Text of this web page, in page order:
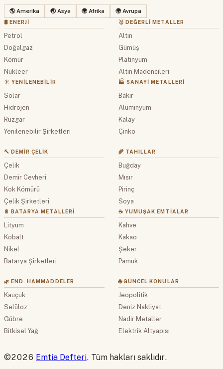
🌎 Amerika 🌏 Asya 🌍 Afrika 🌍 Avrupa
🛢 ENERJI
Petrol
Doğalgaz
Kömür
Nükleer
☀️ YENILENEBILIR
Solar
Hidrojen
Rüzgar
Yenilenebilir Şirketleri
🥇 DEĞERLI METALLER
Altın
Gümüş
Platinyum
Altın Madencileri
🏭 SANAYI METALLERI
Bakır
Alüminyum
Kalay
Çinko
🔨 DEMIR ÇELIK
Çelik
Demir Cevheri
Kok Kömürü
Çelik Şirketleri
🔋 BATARYA METALLERI
Lityum
Kobalt
Nikel
Batarya Şirketleri
🌾 TAHILLAR
Buğday
Mısır
Pirinç
Soya
☕ YUMUŞAK EMTIALAR
Kahve
Kakao
Şeker
Pamuk
🌿 END. HAMMADDELER
Kauçuk
Selüloz
Gübre
Bitkisel Yağ
🌐 GÜNCEL KONULAR
Jeopolitik
Deniz Nakliyat
Nadir Metaller
Elektrik Altyapısı
©2026 Emtia Defteri. Tüm hakları saklıdır.